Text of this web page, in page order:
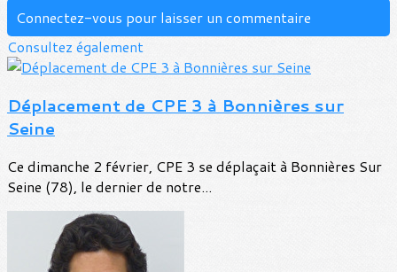
Connectez-vous pour laisser un commentaire
Consultez également
Déplacement de CPE 3 à Bonnières sur
Seine
Ce dimanche 2 février, CPE 3 se déplaçait à Bonnières Sur
Seine (78), le dernier de notre...